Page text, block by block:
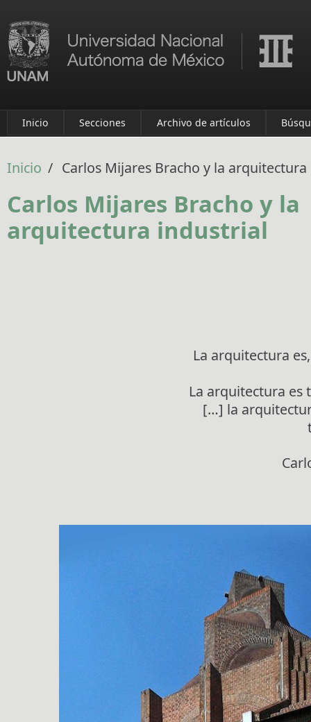
Inicio Secciones Archivo de artículos
Inicio / Carlos Mijares Bracho y la
Carlos Mijares Bracho y la
arquitectura industrial
La arquitectura
La arquitectura es
[…] la